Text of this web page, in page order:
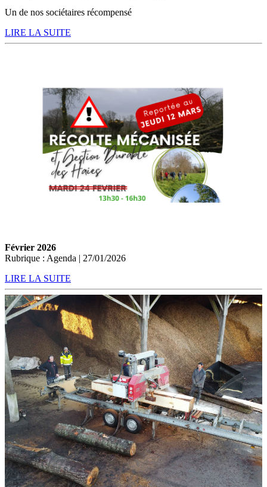
Un de nos sociétaires récompensé
LIRE LA SUITE
Février 2026
Rubrique : Agenda | 27/01/2026
LIRE LA SUITE